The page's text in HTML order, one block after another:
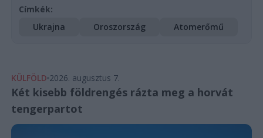
Címkék:
Ukrajna
Oroszország Atomerőmű
KÜLFÖLD 2026. augusztus 7.
Két kisebb földrengés rázta meg a horvát
tengerpartot